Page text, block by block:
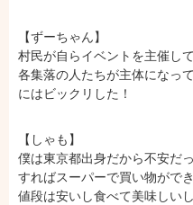
【ずーちゃん】
村民が自らイベントを主催し
各集落の人たちが主体になっ
にはビックリした！
【しゃも】
僕は東京都出身だから不安だ
すればスーパーで買い物がで
値段は安いし食べて美味しい